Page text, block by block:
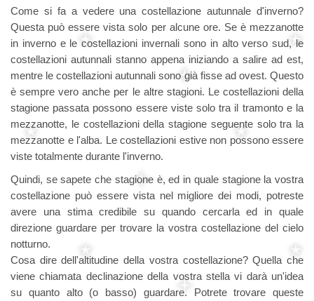
Come si fa a vedere una costellazione autunnale d'inverno?
Questa può essere vista solo per alcune ore. Se è mezzanotte
in inverno e le costellazioni invernali sono in alto verso sud, le
costellazioni autunnali stanno appena iniziando a salire ad est,
mentre le costellazioni autunnali sono già fisse ad ovest. Questo
è sempre vero anche per le altre stagioni. Le costellazioni della
stagione passata possono essere viste solo tra il tramonto e la
mezzanotte, le costellazioni della stagione seguente solo tra la
mezzanotte e l'alba. Le costellazioni estive non possono essere
viste totalmente durante l'inverno.
Quindi, se sapete che stagione è, ed in quale stagione la vostra
costellazione può essere vista nel migliore dei modi, potreste
avere una stima credibile su quando cercarla ed in quale
direzione guardare per trovare la vostra costellazione del cielo
notturno.
Cosa dire dell'altitudine della vostra costellazione? Quella che
viene chiamata declinazione della vostra stella vi darà un'idea
su quanto alto (o basso) guardare. Potrete trovare queste